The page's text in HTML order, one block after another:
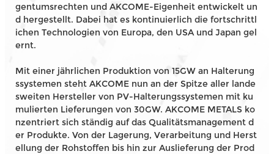
gentumsrechten und AKCOME-Eigenheit entwickelt un
d hergestellt. Dabei hat es kontinuierlich die fortschrittl
ichen Technologien von Europa, den USA und Japan gel
ernt.
Mit einer jährlichen Produktion von 15GW an Halterung
ssystemen steht AKCOME nun an der Spitze aller lande
sweiten Hersteller von PV-Halterungssystemen mit ku
mulierten Lieferungen von 30GW. AKCOME METALS ko
nzentriert sich ständig auf das Qualitätsmanagement d
er Produkte. Von der Lagerung, Verarbeitung und Herst
ellung der Rohstoffen bis hin zur Auslieferung der Prod